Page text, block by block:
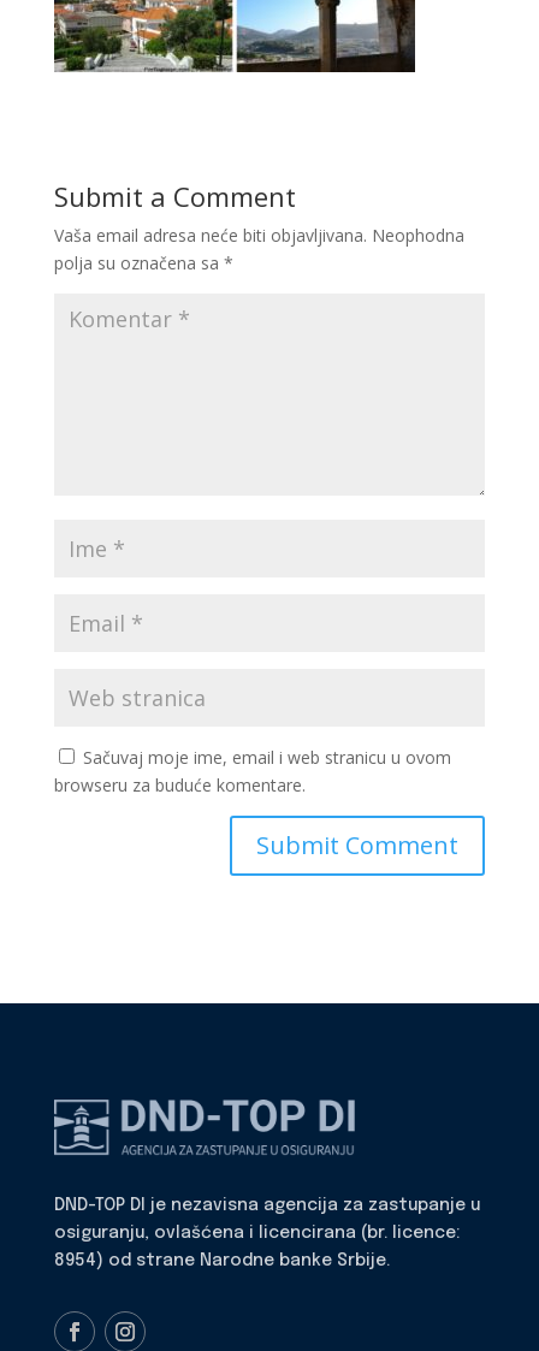
Submit a Comment
Vaša email adresa neće biti objavljivana. Neophodna
polja su označena sa *
Sačuvaj moje ime, email i web stranicu u ovom
browseru za buduće komentare.
DND-TOP DI je nezavisna agencija za zastupanje u
osiguranju, ovlašćena i licencirana (br. licence:
8954) od strane Narodne banke Srbije.